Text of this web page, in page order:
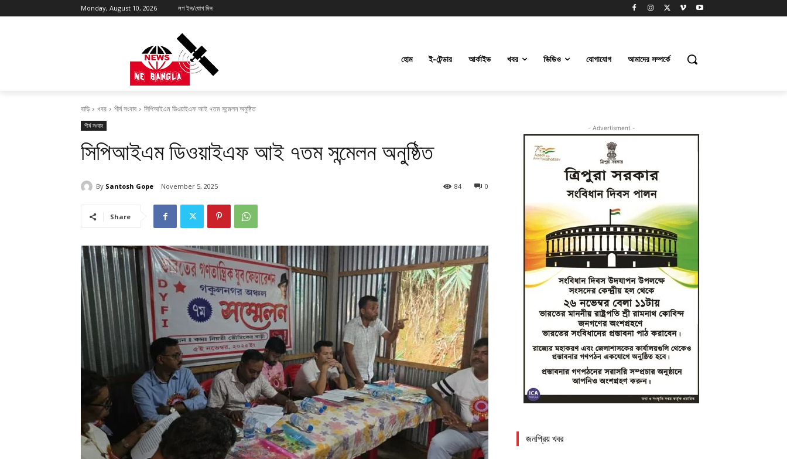
Monday, August 10, 2026 লগ ইন/যোগ দিন
হোম ই-টেন্ডার আর্কাইভ খবর ভিডিও যোগাযোগ আমাদের সম্পর্কে
বাড়ি খবর শীর্ষ সংবাদ সিপিআইএম ডিওয়াইএফ আই ৭তম সন্মেলন অনুষ্ঠিত
শীর্ষ সংবাদ
সিপিআইএম ডিওয়াইএফ আই ৭তম সন্মেলন অনুষ্ঠিত
By Santosh Gope November 5, 2025 0
84
Share
- Advertisment -
জনপ্রিয় খবর